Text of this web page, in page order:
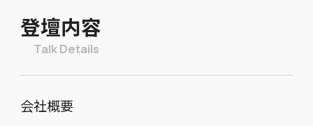
登壇内容
Talk Details
会社概要